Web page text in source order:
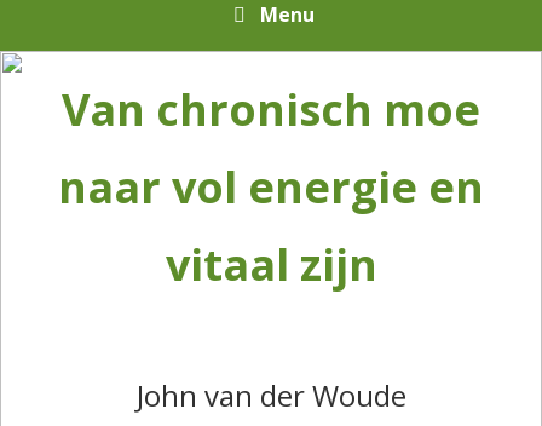
Menu
Van chronisch moe
naar vol energie en
vitaal zijn
John van der Woude